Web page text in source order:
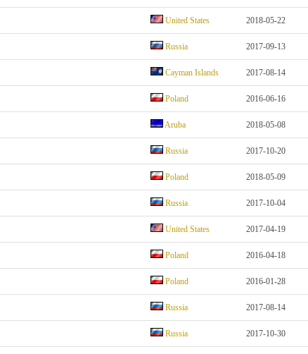
United States 2018-05-22
Russia 2017-09-13
Cayman Islands 2017-08-14
Poland 2016-06-16
Aruba 2018-05-08
Russia 2017-10-20
Poland 2018-05-09
Russia 2017-10-04
United States 2017-04-19
Poland 2016-04-18
Poland 2016-01-28
Russia 2017-08-14
Russia 2017-10-30